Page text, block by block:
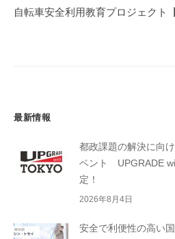
シ
自転車安全利用教育プロジェクト
最新情報
都政課題の解決に向
ベント UPGRADE
定！
2026年8月4日
安全で利便性の高い